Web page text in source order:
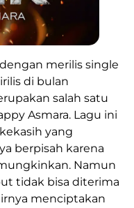
merilis single
di bulan
salah satu
Asmara. Lagu ini
yang
berpisah karena
Namun
tidak bisa diterima
menciptakan